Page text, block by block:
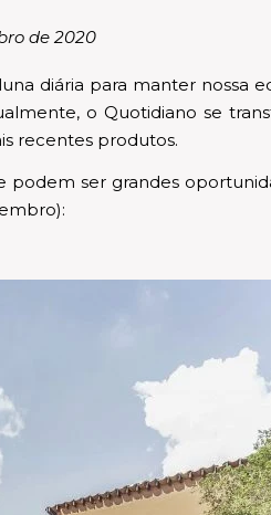
de 2020
diária para manter nossa
o Quotidiano se
recentes produtos.
ser grandes